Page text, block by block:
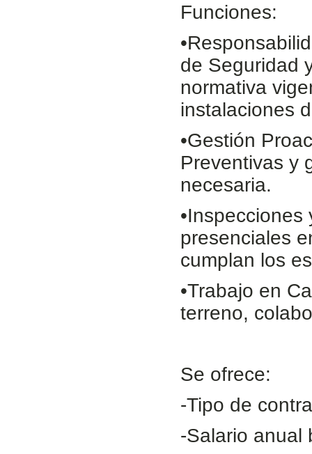
Funciones:
de Seguridad
normativa
instalaciones
•Gestión
Preventivas y
necesaria.
presenciales
cumplan los
•Trabajo en
terreno,
Se ofrece:
-Tipo de
-Salario anual